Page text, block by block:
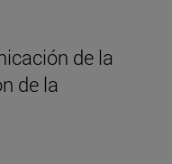
de la
de la